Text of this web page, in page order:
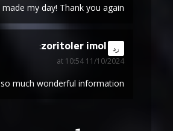
made my day! Thank you again
zoritoler imol
says:
11/10/2024 at 10:54
رد
much wonderful information.